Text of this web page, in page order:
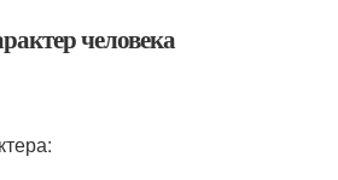
человека